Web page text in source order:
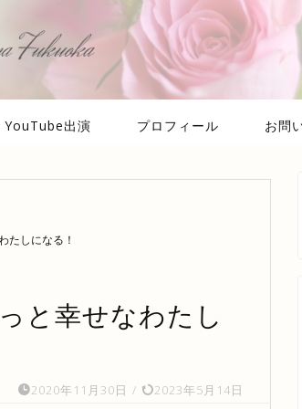
YouTube出演 プロフィール お問
たしになる！
と幸せなわたし
2020年11月30日 / 2023年5月14日